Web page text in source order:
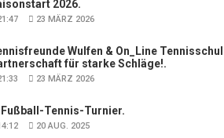
2026.
23 MÄRZ 2026
Wulfen & On_Line
für starke Schläge!.
23 MÄRZ 2026
Fußball-Tennis-Turnier.
20 AUG. 2025